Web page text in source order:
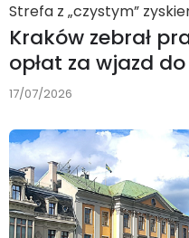
Strefa z „czystym”
Kraków zebrał
opłat za wjazd do
17/07/2026